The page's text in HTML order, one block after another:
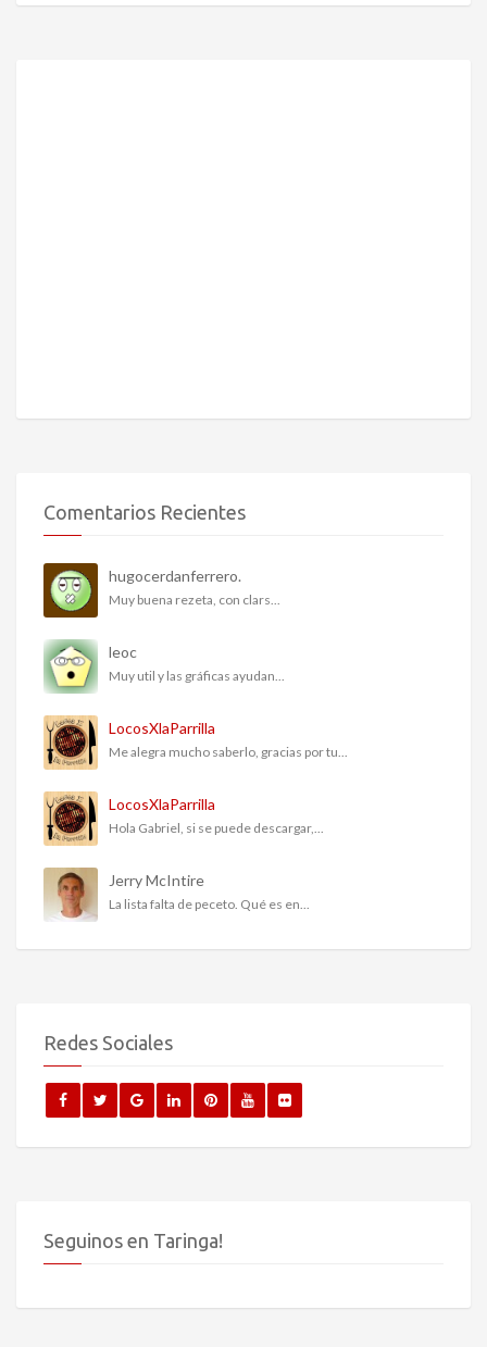
Comentarios Recientes
hugocerdanferrero.
Muy buena rezeta, con clars...
leoc
Muy util y las gráficas ayudan...
LocosXlaParrilla
Me alegra mucho saberlo, gracias por tu...
LocosXlaParrilla
Hola Gabriel, si se puede descargar,...
Jerry McIntire
La lista falta de peceto. Qué es en...
Redes Sociales
Seguinos en Taringa!